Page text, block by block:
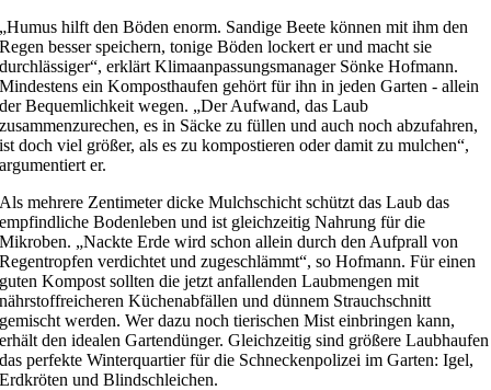
„Humus hilft den Böden enorm. Sandige Beete können mit ihm den
Regen besser speichern, tonige Böden lockert er und macht sie
durchlässiger“, erklärt Klimaanpassungsmanager Sönke Hofmann.
Mindestens ein Komposthaufen gehört für ihn in jeden Garten ­- allein
der Bequemlichkeit wegen. „Der Aufwand, das Laub
zusammenzurechen, es in Säcke zu füllen und auch noch abzufahren,
ist doch viel größer, als es zu kompostieren oder damit zu mulchen“,
argumentiert er.
Als mehrere Zentimeter dicke Mulchschicht schützt das Laub das
empfindliche Bodenleben und ist gleichzeitig Nahrung für die
Mikroben. „Nackte Erde wird schon allein durch den Aufprall von
Regentropfen verdichtet und zugeschlämmt“, so Hofmann. Für einen
guten Kompost sollten die jetzt anfallenden Laubmengen mit
nährstoffreicheren Küchenabfällen und dünnem Strauchschnitt
gemischt werden. Wer dazu noch tierischen Mist einbringen kann,
erhält den idealen Gartendünger. Gleichzeitig sind größere Laubhaufen
das perfekte Winterquartier für die Schneckenpolizei im Garten: Igel,
Erdkröten und Blindschleichen.